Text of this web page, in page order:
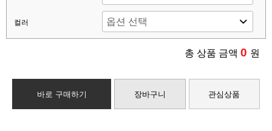
컬러
총 상품 금액 0 원
바로 구매하기 장바구니 관심상품